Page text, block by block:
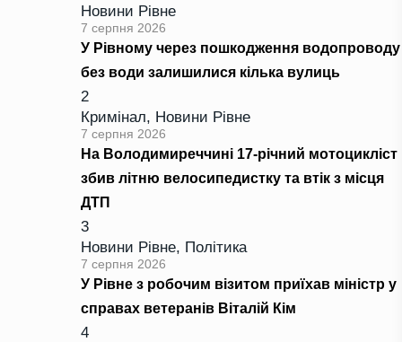
Новини Рівне
7 серпня 2026
У Рівному через пошкодження водопроводу
без води залишилися кілька вулиць
2
Кримінал, Новини Рівне
7 серпня 2026
На Володимиреччині 17-річний мотоцикліст
збив літню велосипедистку та втік з місця
ДТП
3
Новини Рівне, Політика
7 серпня 2026
У Рівне з робочим візитом приїхав міністр у
справах ветеранів Віталій Кім
4